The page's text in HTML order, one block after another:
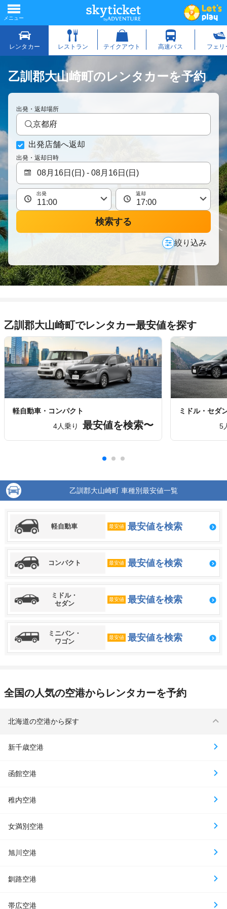
乙訓郡大山崎町のレンタカーを予約
出発・返却場所
京都府
出発店舗へ返却
出発・返却日時
出発 返却
検索する
絞り込み
乙訓郡大山崎町でレンタカー最安値を探す
軽自動車・コンパクト
4人乗り
最安値を検索〜
ミドル・セダ
5
乙訓郡大山崎町 車種別最安値一覧
軽自動車 最安値 最安値を検索
コンパクト 最安値 最安値を検索
ミドル・
セダン
最安値 最安値を検索
ミニバン・
ワゴン
最安値 最安値を検索
全国の人気の空港からレンタカーを予約
北海道の空港から探す
新千歳空港
函館空港
稚内空港
女満別空港
旭川空港
釧路空港
帯広空港